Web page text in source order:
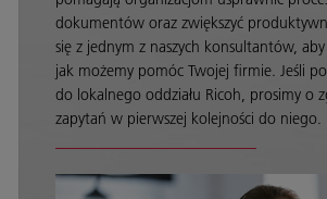
dokumentów oraz zwiększyć
się z jednym z naszych konsultantów,
jak możemy pomóc Twojej firmie. Jeśli
do lokalnego oddziału Ricoh, prosimy o
zapytań w pierwszej kolejności do niego.